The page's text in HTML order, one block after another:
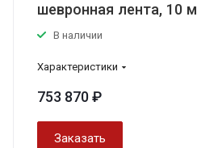
шевронная лента, 10 м
В наличии
Характеристики
753 870 ₽
Заказать